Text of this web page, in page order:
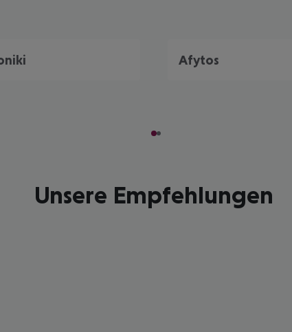
Afytos
Unsere Empfehlungen